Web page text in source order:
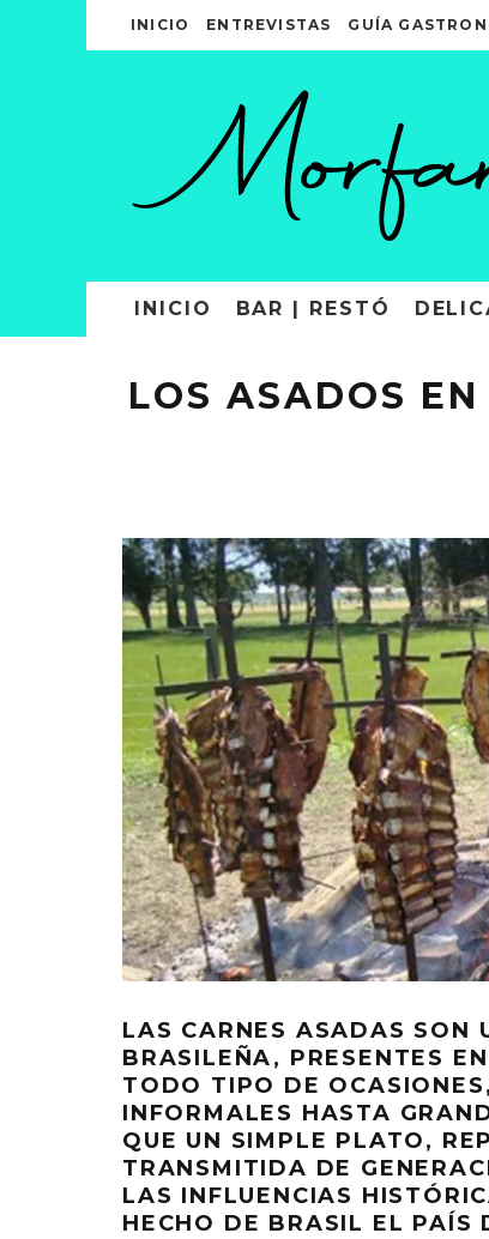
INICIO ENTREVISTAS GUÍA
INICIO BAR | RESTÓ
LOS ASADOS
LAS CARNES ASADAS SON
BRASILEÑA, PRESENTES
TODO TIPO DE
INFORMALES HASTA
QUE UN SIMPLE PLATO,
TRANSMITIDA DE
LAS INFLUENCIAS
HECHO DE BRASIL EL PAÍS